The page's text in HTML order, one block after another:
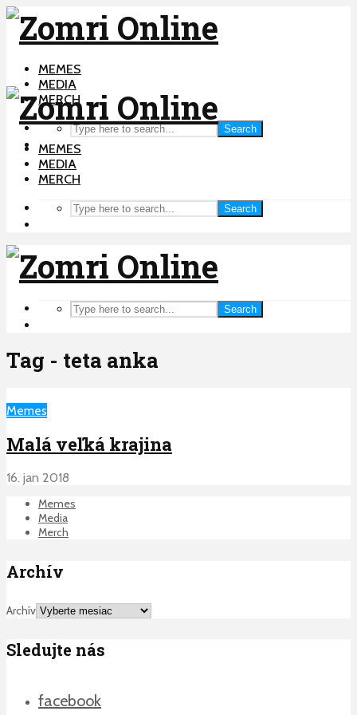
MEMES
MEDIA
MERCH
Search
MEMES
MEDIA
MERCH
Search
Search
Tag - teta anka
Memes
Malá veľká krajina
16. jan 2018
Memes
Media
Merch
Archív
Archív
Sledujte nás
facebook